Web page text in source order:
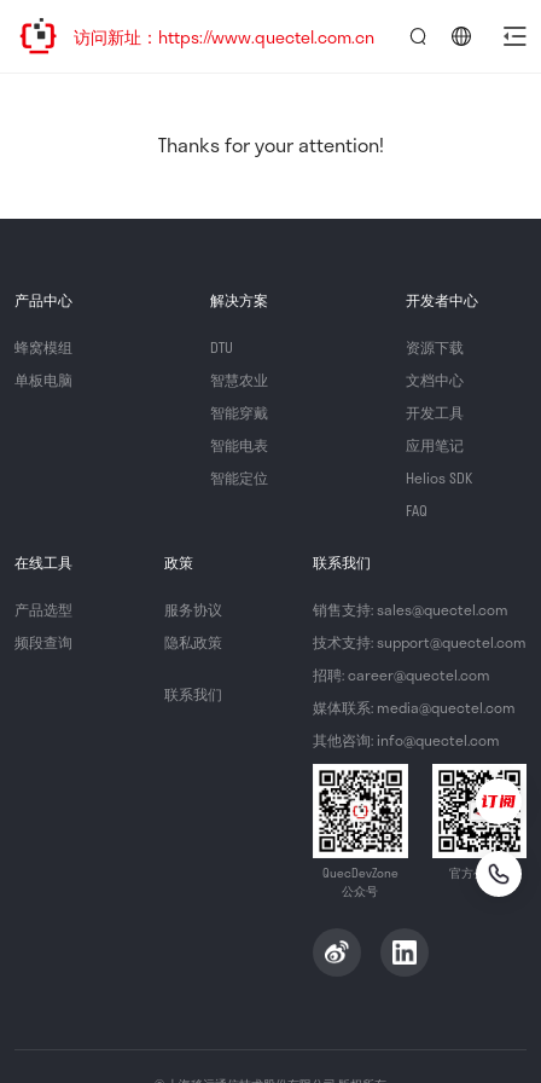
，欢迎访问新址：https://www.quectel.com.cn
Thanks for your attention!
产品中心
蜂窝模组
单板电脑
解决方案
DTU
智慧农业
智能穿戴
智能电表
智能定位
开发者中心
资源下载
文档中心
开发工具
应用笔记
Helios SDK
FAQ
在线工具
产品选型
频段查询
政策
服务协议
隐私政策
联系我们
联系我们
销售支持: sales@quectel.com
技术支持: support@quectel.com
招聘: career@quectel.com
媒体联系: media@quectel.com
其他咨询: info@quectel.com
QuecDevZone
公众号
官方公众号